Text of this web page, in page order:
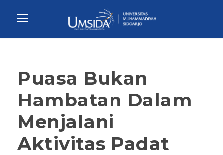
Puasa Bukan
Hambatan Dalam
Menjalani
Aktivitas Padat